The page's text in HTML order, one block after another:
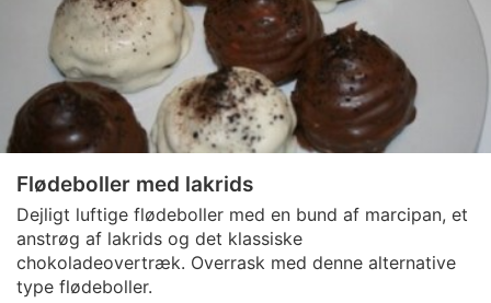
Flødeboller med lakrids
Dejligt luftige flødeboller med en bund af marcipan, et
anstrøg af lakrids og det klassiske
chokoladeovertræk. Overrask med denne alternative
type flødeboller.